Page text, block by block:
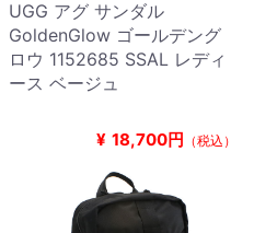
UGG アグ サンダル
GoldenGlow ゴールデング
ロウ 1152685 SSAL レディ
ース ベージュ
¥ 18,700円 （税込）